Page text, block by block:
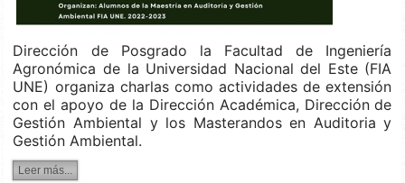
Dirección de Posgrado la Facultad de Ingeniería
Agronómica de la Universidad Nacional del Este (FIA
UNE) organiza charlas como actividades de extensión
con el apoyo de la Dirección Académica, Dirección de
Gestión Ambiental y los Masterandos en Auditoria y
Gestión Ambiental.
Leer más...